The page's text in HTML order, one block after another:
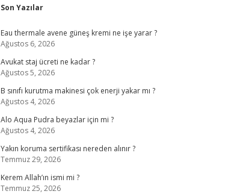
Sidebar
Son Yazılar
Eau thermale avene güneş kremi ne işe yarar ?
Ağustos 6, 2026
Avukat staj ücreti ne kadar ?
Ağustos 5, 2026
B sınıfı kurutma makinesi çok enerji yakar mı ?
Ağustos 4, 2026
Alo Aqua Pudra beyazlar için mi ?
Ağustos 4, 2026
Yakın koruma sertifikası nereden alınır ?
Temmuz 29, 2026
Kerem Allah’ın ismi mi ?
Temmuz 25, 2026